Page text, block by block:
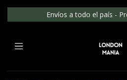
Envíos a todo el país -